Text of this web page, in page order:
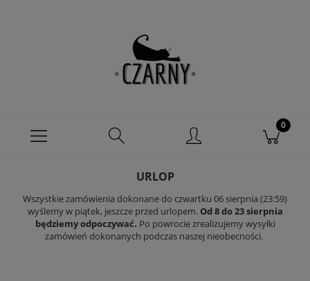
URLOP
Wszystkie zamówienia dokonane do czwartku 06 sierpnia (23:59)
wyślemy w piątek, jeszcze przed urlopem. Od 8 do 23 sierpnia
będziemy odpoczywać. Po powrocie zrealizujemy wysyłki
zamówień dokonanych podczas naszej nieobecności.